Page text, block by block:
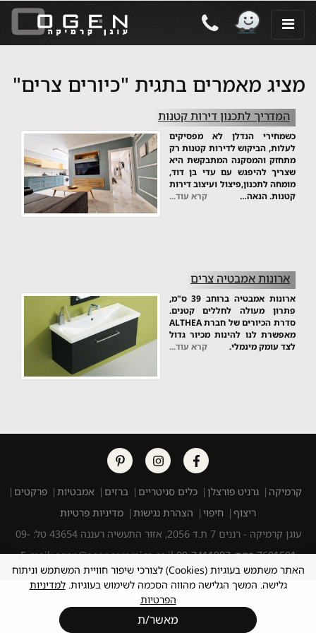
מציג מאמרים בתגית "כיורים צרים"
המדריך לתכנון דירות קטנות
כשמחירי הנדלן לא מפסיקים
לעלות, הביקוש לדירות קטנות רק
מתחזק והמסקנה המתבקשת היא
שצריך להיפגש עם עדי בן דוד,
מומחה לתכנון,פיצול ועיצוב דירות
קטנות. הנאה…
קרא עוד...
ארונות אמבטיה צרים
ארונות אמבטיה ברוחב 39 ס"מ,
פתרון מעולה לחללים קטנים.
סדרת הכיורים של חברת ALTHEA
מאפשרת לנו להינות מכיור גדול
לצד עומק מינמלי.
קרא עוד...
קרמיקה גרניט פורצלן כלים סניטריים ברזים אמבטיות
פרקטים
ריצוף
חיפוי הצהרת נגישות
מדיניות פרטיות
עוגן קרמיקה - רננים 7 ת.ד 2056, אזור התעשיה רעננה 43654 טל: 09-
7601501 פקס: 09-7411997 E-mail: ogen@ogenceramica.co.il
האתר משתמש בעוגיות (Cookies) לצורכי שיפור חוויית המשתמש וניתוח
גלישה. המשך הגלישה מהווה הסכמה לשימוש בעוגיות.למדיניות
הפרטיות
מאשר/ת